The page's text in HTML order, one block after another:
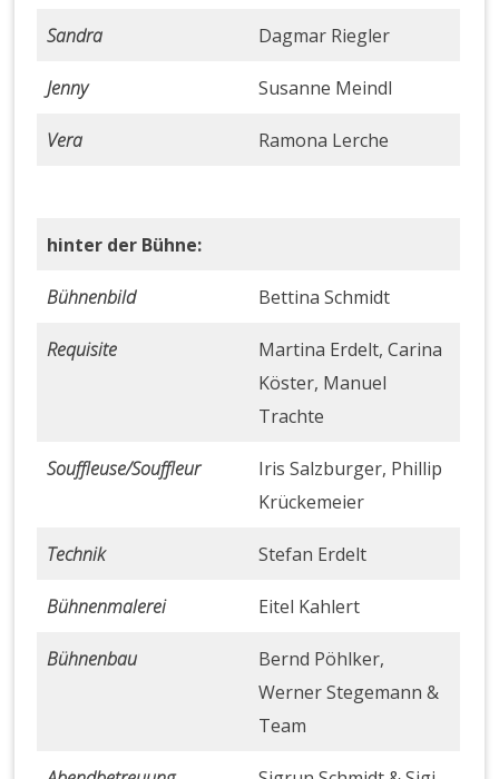
Sandra Dagmar Riegler
Jenny Susanne Meindl
Vera Ramona Lerche
hinter der Bühne:
Bühnenbild Bettina Schmidt
Requisite
Martina Erdelt, Carina
Köster, Manuel
Trachte
Souffleuse/Souffleur
Iris Salzburger, Phillip
Krückemeier
Technik Stefan Erdelt
Bühnenmalerei Eitel Kahlert
Bühnenbau
Bernd Pöhlker,
Werner Stegemann &
Team